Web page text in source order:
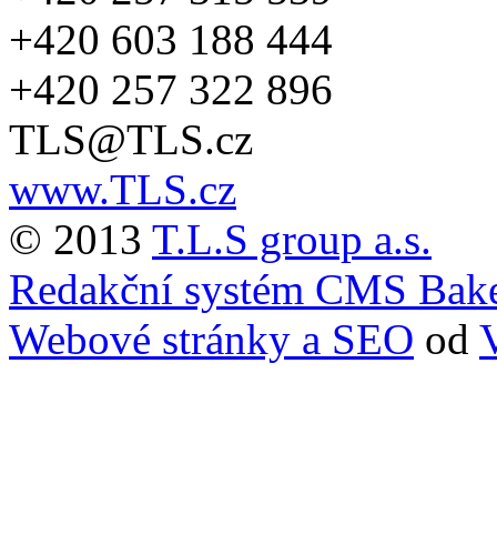
+420 603 188 444
+420 257 322 896
TLS@TLS.cz
www.TLS.cz
© 2013 T.L.S group a.s.
Redakční systém CMS
Webové stránky a SEO od